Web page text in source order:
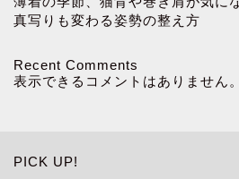
真写りも変わる姿勢の整え方
Recent Comments
表示できるコメントはありません。
PICK UP!